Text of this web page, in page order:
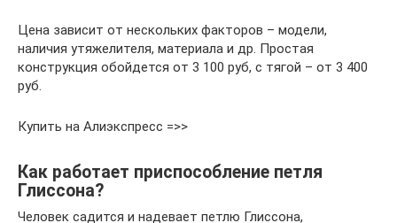
Цена зависит от нескольких факторов – модели,
наличия утяжелителя, материала и др. Простая
конструкция обойдется от 3 100 руб, с тягой – от 3 400
руб.
Купить на Алиэкспресс =>>
Как работает приспособление петля
Глиссона?
Человек садится и надевает петлю Глиссона,